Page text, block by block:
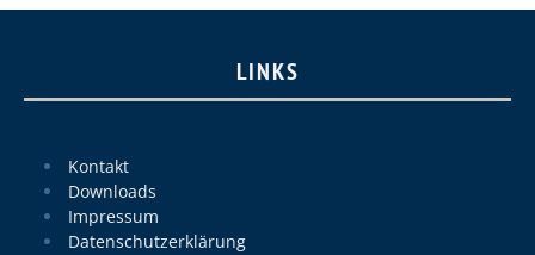
LINKS
Kontakt
Downloads
Impressum
Datenschutzerklärung